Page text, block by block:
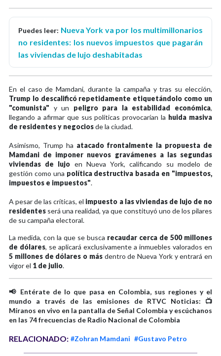
Puedes leer: Nueva York va por los multimillonarios
no residentes: los nuevos impuestos que pagarán
las viviendas de lujo deshabitadas
En el caso de Mamdani, durante la campaña y tras su elección,
Trump lo descalificó repetidamente etiquetándolo como un
"comunista" y un peligro para la estabilidad económica,
llegando a afirmar que sus políticas provocarían la huida masiva
de residentes y negociosde la ciudad.
Asimismo, Trump ha atacado frontalmente la propuesta de
Mamdani de imponer nuevos gravámenes a las segundas
viviendas de lujo en Nueva York, calificando su modelo de
gestión como una política destructiva basada en "impuestos,
impuestos e impuestos".
A pesar de las críticas, el impuesto a las viviendas de lujo de no
residentes será una realidad, ya que constituyó uno de los pilares
de su campaña electoral.
La medida, con la que se busca recaudar cerca de 500 millones
de dólares, se aplicará exclusivamente a inmuebles valorados en
5 millones de dólares o másdentro de Nueva York y entrará en
vigor el 1 de julio.
📢 Entérate de lo que pasa en Colombia, sus regiones y el
mundo a través de las emisiones de RTVC Noticias: 📺
Míranos en vivo en la pantalla de Señal Colombia y escúchanos
en las 74 frecuencias de Radio Nacional de Colombia
RELACIONADO: #Zohran Mamdani #Gustavo Petro